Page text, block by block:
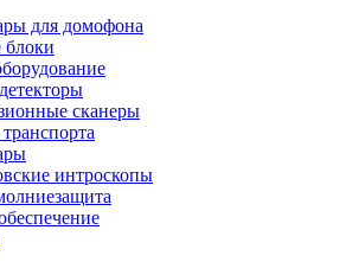
для домофона
сканеры
интроскопы